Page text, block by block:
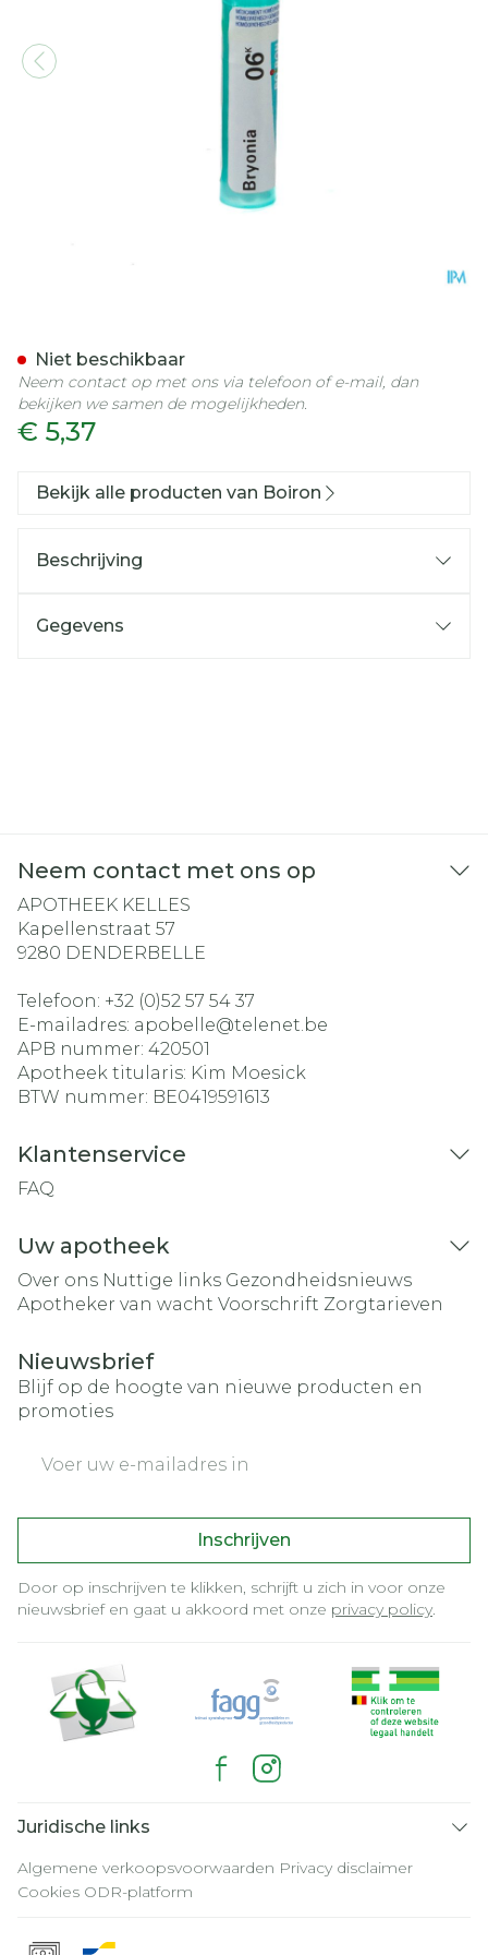
€ 5,37
Niet beschikbaar
Neem contact op met ons via telefoon of e-mail, dan
bekijken we samen de mogelijkheden.
Bekijk alle producten van Boiron
Beschrijving
Gegevens
Neem contact met ons op
APOTHEEK KELLES
Kapellenstraat 57
9280 DENDERBELLE
Telefoon: +32 (0)52 57 54 37
E-mailadres: apobelle@telenet.be
APB nummer: 420501
Apotheek titularis: Kim Moesick
BTW nummer: BE0419591613
Klantenservice
FAQ
Uw apotheek
Over ons Nuttige links Gezondheidsnieuws
Apotheker van wacht Voorschrift Zorgtarieven
Nieuwsbrief
Blijf op de hoogte van nieuwe producten en
promoties
Inschrijven
Door op inschrijven te klikken, schrijft u zich in voor onze
nieuwsbrief en gaat u akkoord met onze privacy policy.
Juridische links
Algemene verkoopsvoorwaarden Privacy disclaimer
Cookies ODR-platform